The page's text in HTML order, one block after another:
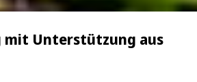
mit Unterstützung aus